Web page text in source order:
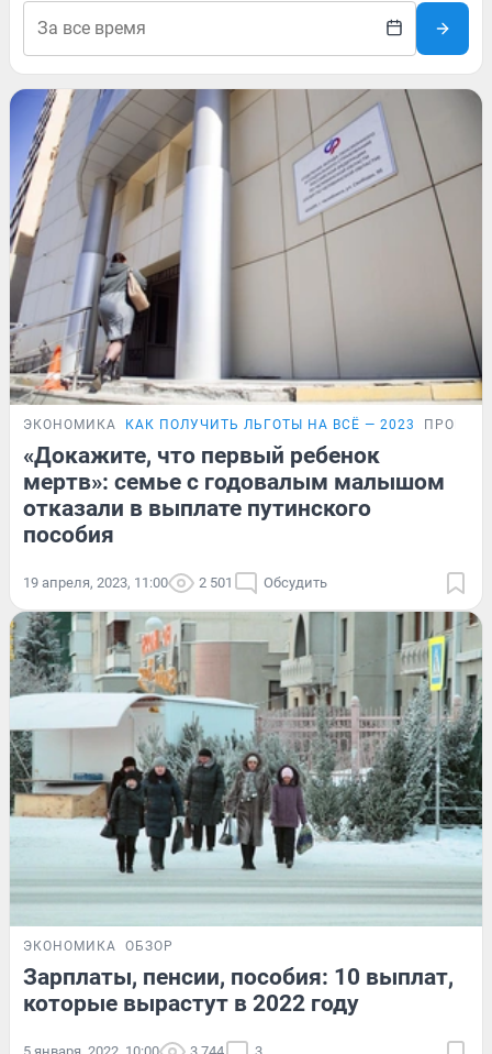
ЭКОНОМИКА КАК ПОЛУЧИТЬ ЛЬГОТЫ НА ВСЁ — 2023
«Докажите, что первый ребенок
мертв»: семье с годовалым малышом
отказали в выплате путинского
пособия
19 апреля, 2023, 11:00 2 501 Обсудить
ЭКОНОМИКА ОБЗОР
Зарплаты, пенсии, пособия: 10 выплат,
которые вырастут в 2022 году